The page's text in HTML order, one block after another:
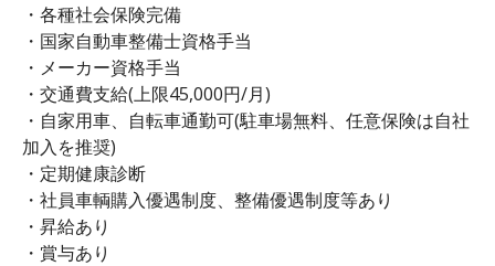
・各種社会保険完備
・国家自動車整備士資格手当
・メーカー資格手当
・交通費支給(上限45,000円/月)
・自家用車、自転車通勤可(駐車場無料、任意保険は自社
加入を推奨)
・定期健康診断
・社員車輌購入優遇制度、整備優遇制度等あり
・昇給あり
・賞与あり